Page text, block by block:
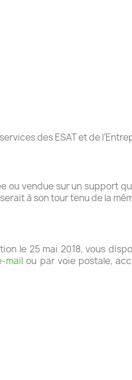
des ESAT et de
vendue sur un support
à son tour tenu de la
le 25 mai 2018, vous
mail ou par voie postale,